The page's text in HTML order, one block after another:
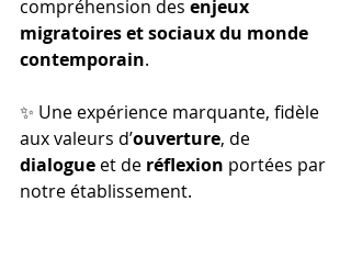
compréhension des enjeux
migratoires et sociaux du monde
contemporain.
✨ Une expérience marquante, fidèle
aux valeurs d’ouverture, de
dialogue et de réflexion portées par
notre établissement.